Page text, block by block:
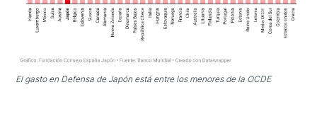
El gasto en Defensa de Japón está entre los menores de la OCDE